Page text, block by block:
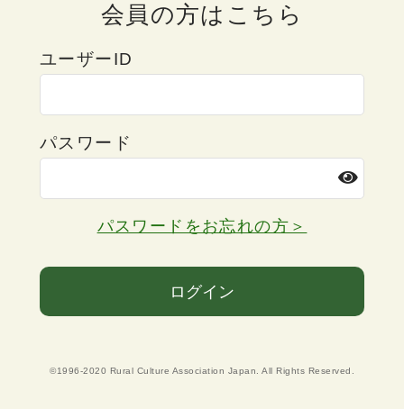
会員の方はこちら
ユーザーID
パスワード
パスワードをお忘れの方＞
ログイン
©1996-2020 Rural Culture Association Japan. All Rights Reserved.